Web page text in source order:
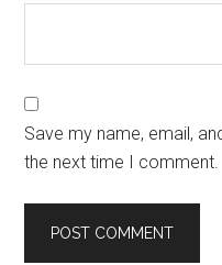
Save my name, email,
the next time I comment.